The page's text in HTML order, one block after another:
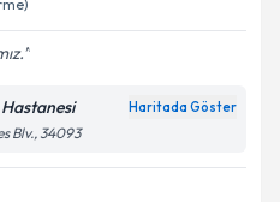
Haritada Göster
Blv., 34093